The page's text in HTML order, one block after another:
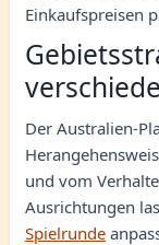
Einkaufspreisen
Der Australien-
und vom
Ausrichtungen
Spielrunde